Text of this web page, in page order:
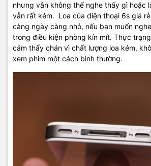
nhưng vẫn không thể nghe thấy gì hoặc
vẫn rất kém. Loa của điện thoại 6s giá
càng ngày càng nhỏ, nếu bạn muốn
trong điều kiện phòng kín mít. Thực
cảm thấy chán vì chất lượng loa kém,
xem phim một cách bình thường.